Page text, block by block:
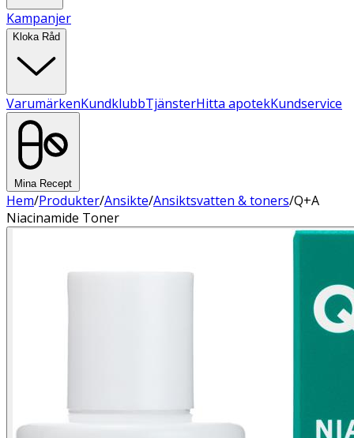
Kampanjer
Kloka Råd
VarumärkenKundklubbTjänsterHitta apotekKundservice
Mina Recept
Hem/Produkter/Ansikte/Ansiktsvatten & toners/Q+A
Niacinamide Toner